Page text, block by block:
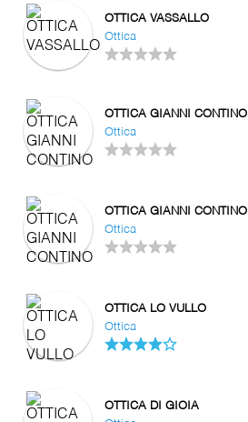
OTTICA VASSALLO
Ottica
OTTICA GIANNI CONTINO
Ottica
OTTICA GIANNI CONTINO
Ottica
OTTICA LO VULLO
Ottica
OTTICA DI GIOIA